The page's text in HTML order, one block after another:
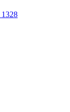
1328